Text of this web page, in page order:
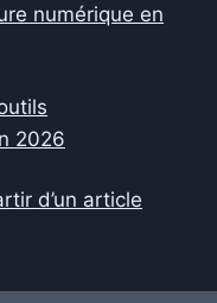
numérique en
2026
d’un article